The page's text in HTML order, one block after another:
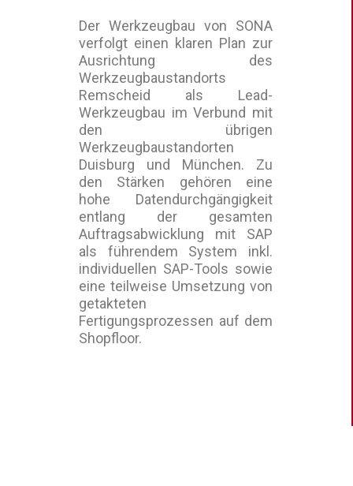
Der Werkzeugbau von SONA
verfolgt einen klaren Plan zur
Ausrichtung des
Werkzeugbaustandorts
Remscheid als Lead-
Werkzeugbau im Verbund mit
den übrigen
Werkzeugbaustandorten
Duisburg und München. Zu
den Stärken gehören eine
hohe Datendurchgängigkeit
entlang der gesamten
Auftragsabwicklung mit SAP
als führendem System inkl.
individuellen SAP-Tools sowie
eine teilweise Umsetzung von
getakteten
Fertigungsprozessen auf dem
Shopfloor.